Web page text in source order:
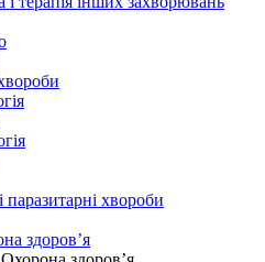
паразитарні хвороби
здоров’я